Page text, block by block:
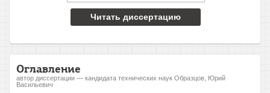
Читать диссертацию
Оглавление
автор диссертации — кандидата технических наук Образцов, Юрий
Васильевич